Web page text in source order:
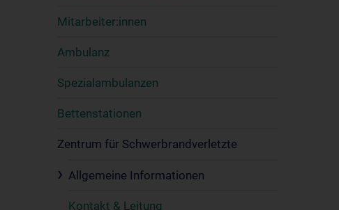
Mitarbeiter:innen
Ambulanz
Spezialambulanzen
Bettenstationen
Zentrum für Schwerbrandverletzte
Allgemeine Informationen
Kontakt & Leitung